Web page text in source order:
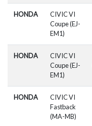
HONDA
CIVIC VI
Coupe (EJ-
EM1)
HONDA
CIVIC VI
Coupe (EJ-
EM1)
HONDA
CIVIC VI
Fastback
(MA-MB)